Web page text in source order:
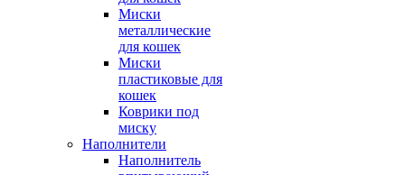
Миски
металлические
для кошек
Миски
пластиковые для
кошек
Коврики под
миску
Наполнители
Наполнитель